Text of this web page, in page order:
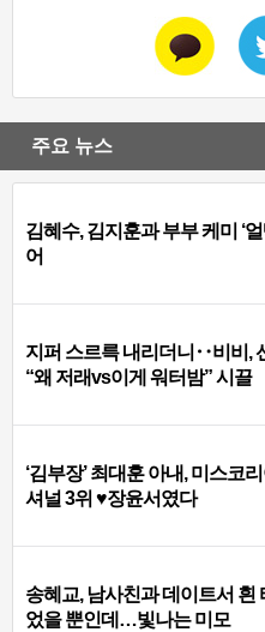
주요 뉴스
김혜수, 김지훈과 부부 케미 ‘
어
지퍼 스르륵 내리더니‥비비,
“왜 저래vs이게 워터밤” 시끌
‘김부장’ 최대훈 아내, 미스코
셔널 3위 ♥장윤서였다
송혜교, 남사친과 데이트서 흰
었을 뿐인데…빛나는 미모